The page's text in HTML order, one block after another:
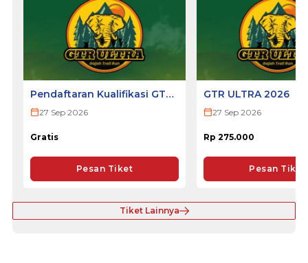
Pendaftaran Kualifikasi GTR
ULTRA 2026
27 Sep 2026
Gratis
Pesan Tiket
GTR ULTRA 2026
27 Sep 2026
Rp 275.000
Pesan Tiket
Tiket Lainnya